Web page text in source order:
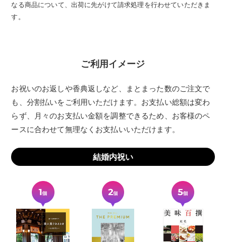
なる商品について、出荷に先がけて請求処理を行わせていただきま
す。
ご利用イメージ
お祝いのお返しや香典返しなど、まとまった数のご注文で
も、分割払いをご利用いただけます。お支払い総額は変わ
らず、月々のお支払い金額を調整できるため、お客様のペ
ースに合わせて無理なくお支払いいただけます。
結婚内祝い